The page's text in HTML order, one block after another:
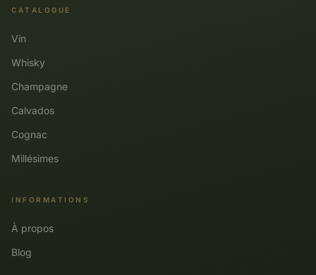
CATALOGUE
Vin
Whisky
Champagne
Calvados
Cognac
Millésimes
INFORMATIONS
À propos
Blog